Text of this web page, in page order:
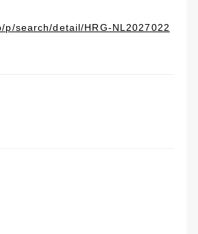
search/detail/HRG-NL2027022